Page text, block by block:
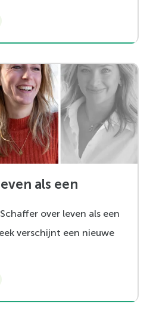
als een
over leven als een
verschijnt een nieuwe